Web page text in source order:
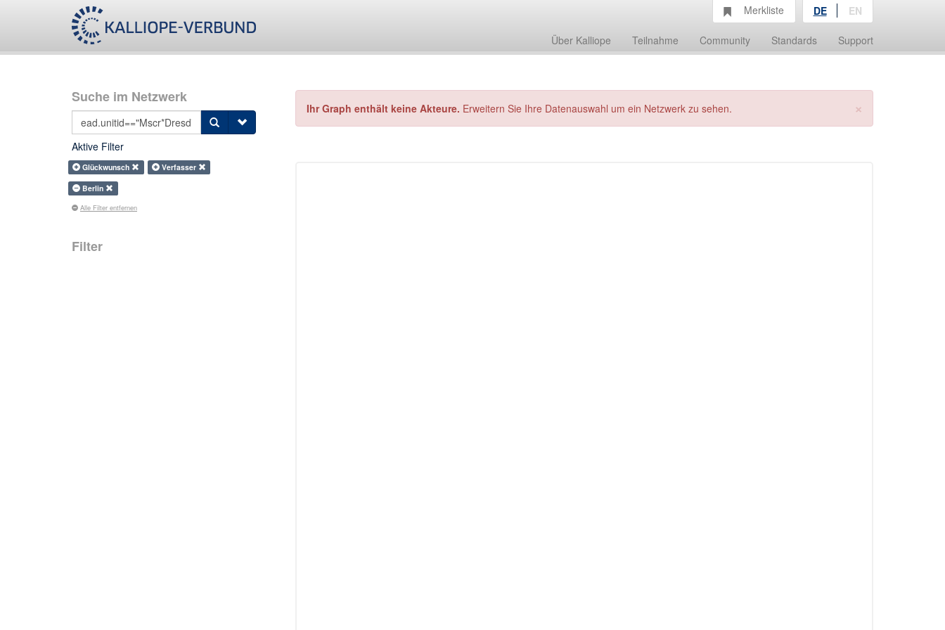
Über Kalliope Teilnahme Community Standards Support
Merkliste DE EN
Suche im Netzwerk
Aktive Filter
Glückwunsch
Verfasser
Berlin
Alle Filter entfernen
Filter
×
Ihr Graph enthält keine Akteure. Erweitern Sie Ihre Datenauswahl um ein Netzwerk zu sehen.